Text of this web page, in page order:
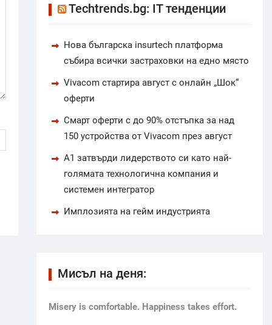
Techtrends.bg: IT тенденции
Нова българска insurtech платформа
събира всички застраховки на едно място
Vivacom стартира август с онлайн „Шок“
оферти
Смарт оферти с до 90% отстъпка за над
150 устройства от Vivacom през август
А1 затвърди лидерството си като най-
голямата технологична компания и
системен интегратор
Имплозията на гейм индустрията
Мисъл на деня:
Мisery is comfortable. Happiness takes effort.